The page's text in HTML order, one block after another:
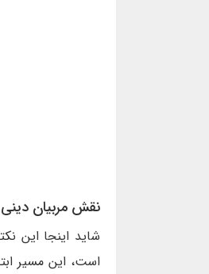
نقش مربیان
شاید اینجا این
است، این مسیر